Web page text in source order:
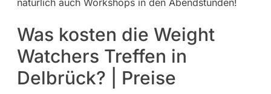
Was kosten die Weight
Watchers Treffen in
Delbrück? | Preise